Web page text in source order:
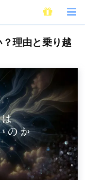
レイは幸せになれない？理由
理由と乗り越